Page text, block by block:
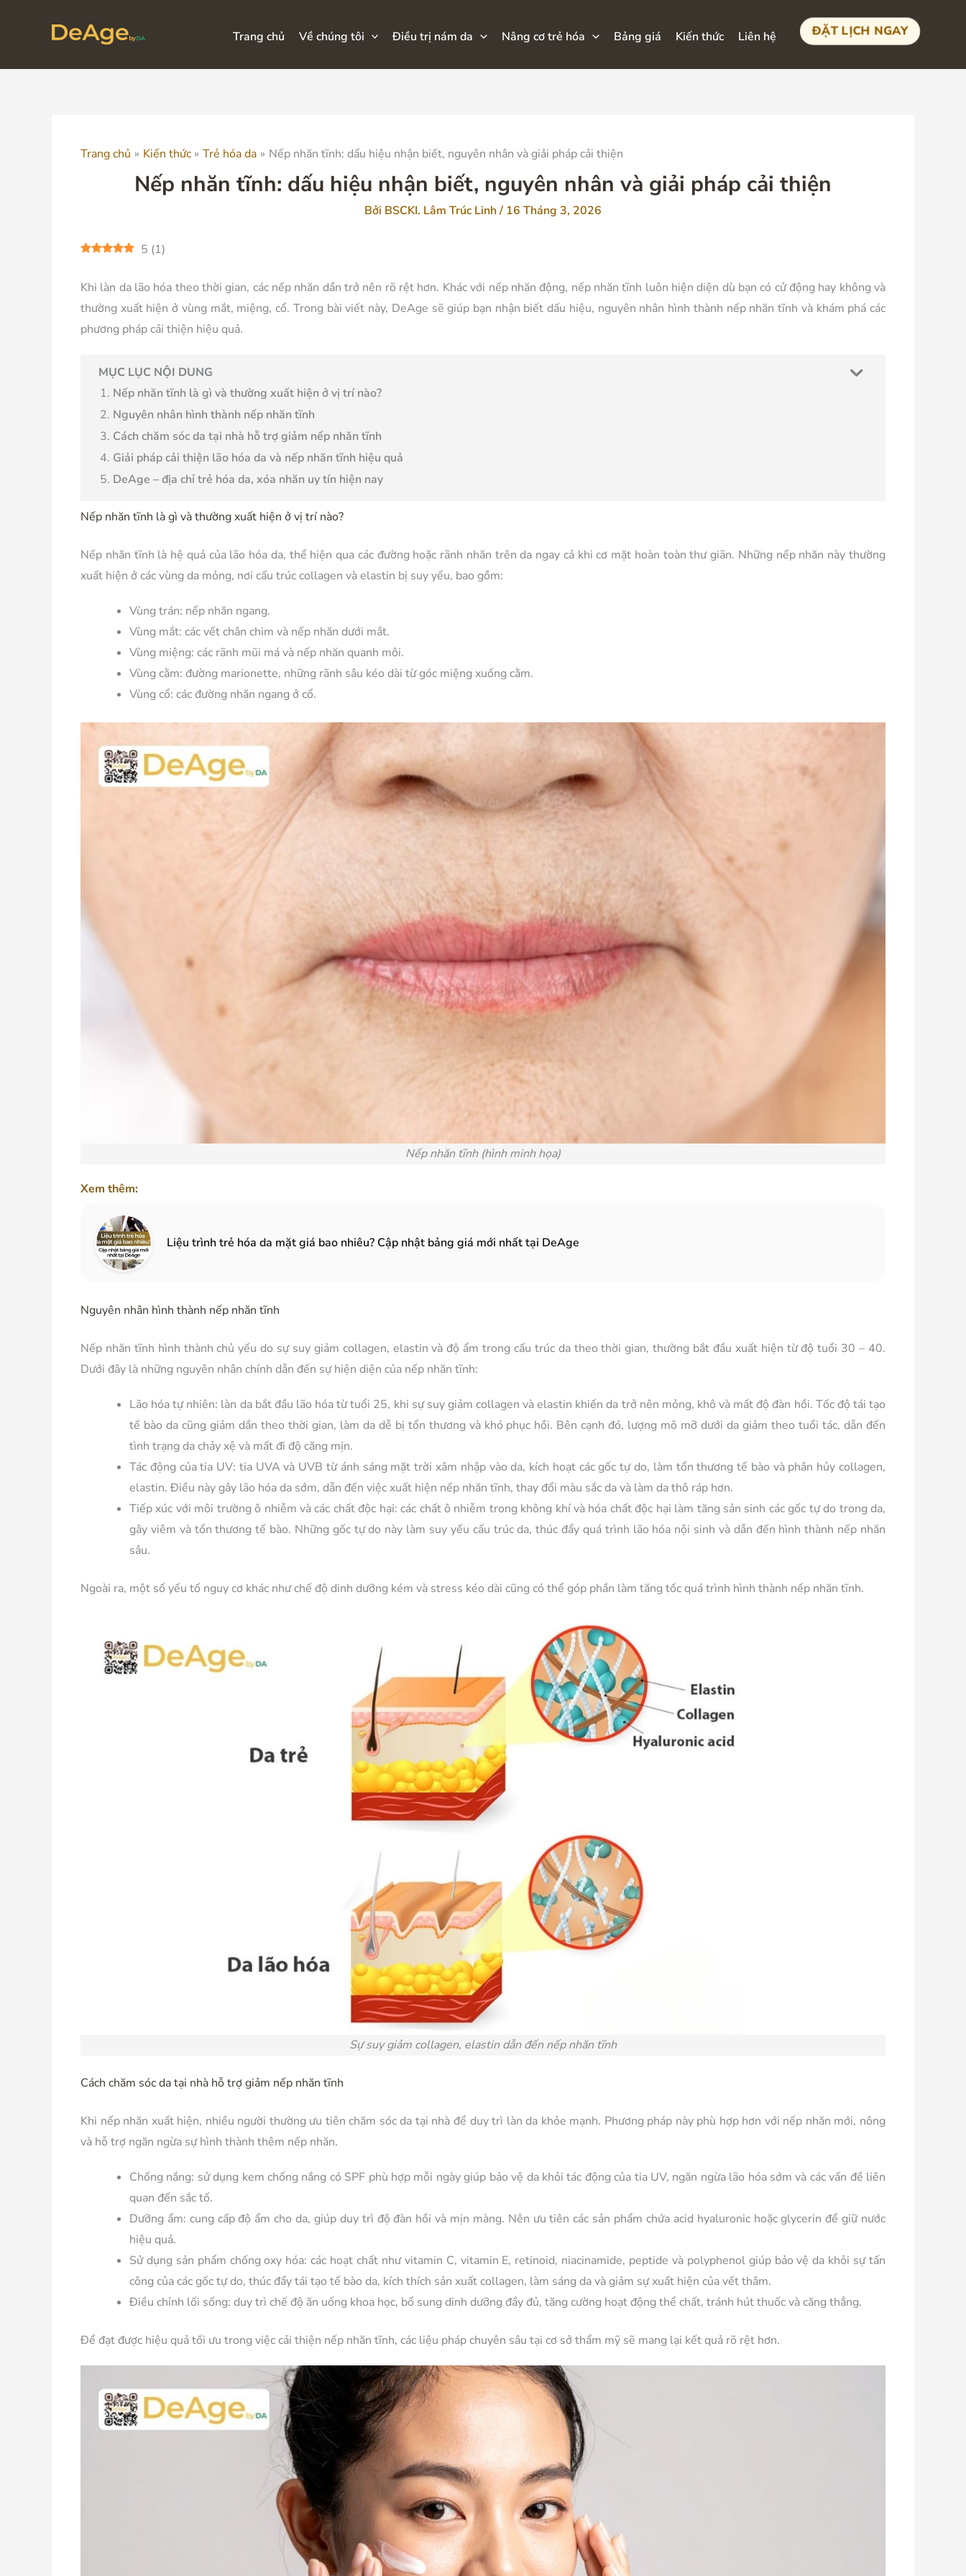
dung
Trang chủ Về chúng tôi Điều trị nám da Nâng cơ trẻ hóa Bảng giá Kiến thức Liên hệ ĐẶT LỊCH NGAY
Trang chủ Kiến thức Trẻ hóa da Nếp nhăn tĩnh: dấu hiệu nhận biết, nguyên nhân và giải pháp cải thiện
Nếp nhăn tĩnh: dấu hiệu nhận biết, nguyên nhân và giải pháp cải thiện
Bởi BSCKI. Lâm Trúc Linh/ 16 Tháng 3, 2026
5 (1)
Khi làn da lão hóa theo thời gian, các nếp nhăn dần trở nên rõ rệt hơn. Khác với nếp nhăn động, nếp nhăn tĩnh luôn hiện diện dù bạn có cử động hay không và
thường xuất hiện ở vùng mắt, miệng, cổ. Trong bài viết này, DeAge sẽ giúp bạn nhận biết dấu hiệu, nguyên nhân hình thành nếp nhăn tĩnh và khám phá các
phương pháp cải thiện hiệu quả.
MỤC LỤC NỘI DUNG
Nếp nhăn tĩnh là gì và thường xuất hiện ở vị trí nào?
Nguyên nhân hình thành nếp nhăn tĩnh
Cách chăm sóc da tại nhà hỗ trợ giảm nếp nhăn tĩnh
Giải pháp cải thiện lão hóa da và nếp nhăn tĩnh hiệu quả
DeAge – địa chỉ trẻ hóa da, xóa nhăn uy tín hiện nay
Nếp nhăn tĩnh là gì và thường xuất hiện ở vị trí nào?
Nếp nhăn tĩnh là hệ quả của lão hóa da, thể hiện qua các đường hoặc rãnh nhăn trên da ngay cả khi cơ mặt hoàn toàn thư giãn. Những nếp nhăn này thường
xuất hiện ở các vùng da mỏng, nơi cấu trúc collagen và elastin bị suy yếu, bao gồm:
Vùng trán: nếp nhăn ngang.
Vùng mắt: các vết chân chim và nếp nhăn dưới mắt.
Vùng miệng: các rãnh mũi má và nếp nhăn quanh môi.
Vùng cằm: đường marionette, những rãnh sâu kéo dài từ góc miệng xuống cằm.
Vùng cổ: các đường nhăn ngang ở cổ.
Nếp nhăn tĩnh (hình minh họa)
Xem thêm:
Liệu trình trẻ hóa da mặt giá bao nhiêu? Cập nhật bảng giá mới nhất tại DeAge
Nguyên nhân hình thành nếp nhăn tĩnh
Nếp nhăn tĩnh hình thành chủ yếu do sự suy giảm collagen, elastin và độ ẩm trong cấu trúc da theo thời gian, thường bắt đầu xuất hiện từ độ tuổi 30 – 40.
Dưới đây là những nguyên nhân chính dẫn đến sự hiện diện của nếp nhăn tĩnh:
Lão hóa tự nhiên: làn da bắt đầu lão hóa từ tuổi 25, khi sự suy giảm collagen và elastin khiến da trở nên mỏng, khô và mất độ đàn hồi. Tốc độ tái tạo
tế bào da cũng giảm dần theo thời gian, làm da dễ bị tổn thương và khó phục hồi. Bên cạnh đó, lượng mô mỡ dưới da giảm theo tuổi tác, dẫn đến
tình trạng da chảy xệ và mất đi độ căng mịn.
Tác động của tia UV: tia UVA và UVB từ ánh sáng mặt trời xâm nhập vào da, kích hoạt các gốc tự do, làm tổn thương tế bào và phân hủy collagen,
elastin. Điều này gây lão hóa da sớm, dẫn đến việc xuất hiện nếp nhăn tĩnh, thay đổi màu sắc da và làm da thô ráp hơn.
Tiếp xúc với môi trường ô nhiễm và các chất độc hại: các chất ô nhiễm trong không khí và hóa chất độc hại làm tăng sản sinh các gốc tự do trong da,
gây viêm và tổn thương tế bào. Những gốc tự do này làm suy yếu cấu trúc da, thúc đẩy quá trình lão hóa nội sinh và dẫn đến hình thành nếp nhăn
sâu.
Ngoài ra, một số yếu tố nguy cơ khác như chế độ dinh dưỡng kém và stress kéo dài cũng có thể góp phần làm tăng tốc quá trình hình thành nếp nhăn tĩnh.
Sự suy giảm collagen, elastin dẫn đến nếp nhăn tĩnh
Cách chăm sóc da tại nhà hỗ trợ giảm nếp nhăn tĩnh
Khi nếp nhăn xuất hiện, nhiều người thường ưu tiên chăm sóc da tại nhà để duy trì làn da khỏe mạnh. Phương pháp này phù hợp hơn với nếp nhăn mới, nông
và hỗ trợ ngăn ngừa sự hình thành thêm nếp nhăn.
Chống nắng: sử dụng kem chống nắng có SPF phù hợp mỗi ngày giúp bảo vệ da khỏi tác động của tia UV, ngăn ngừa lão hóa sớm và các vấn đề liên
quan đến sắc tố.
Dưỡng ẩm: cung cấp độ ẩm cho da, giúp duy trì độ đàn hồi và mịn màng. Nên ưu tiên các sản phẩm chứa acid hyaluronic hoặc glycerin để giữ nước
hiệu quả.
Sử dụng sản phẩm chống oxy hóa:các hoạt chất như vitamin C, vitamin E, retinoid, niacinamide, peptide và polyphenol giúp bảo vệ da khỏi sự tấn
công của các gốc tự do, thúc đẩy tái tạo tế bào da, kích thích sản xuất collagen, làm sáng da và giảm sự xuất hiện của vết thâm.
Điều chỉnh lối sống: duy trì chế độ ăn uống khoa học, bổ sung dinh dưỡng đầy đủ, tăng cường hoạt động thể chất, tránh hút thuốc và căng thẳng.
Để đạt được hiệu quả tối ưu trong việc cải thiện nếp nhăn tĩnh, các liệu pháp chuyên sâu tại cơ sở thẩm mỹ sẽ mang lại kết quả rõ rệt hơn.